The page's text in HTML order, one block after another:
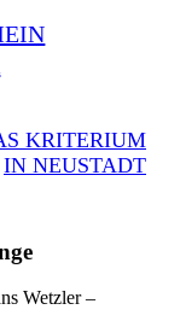
KRITERIUM
IN NEUSTADT
Wetzler –